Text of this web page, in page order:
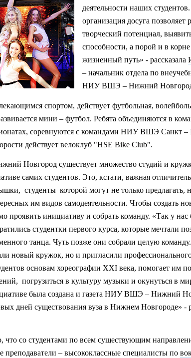
деятельности наших
организация досуга позволяет
творческий потенциал,
способности, а порой и в
жизненный путь» - рассказала
– начальник отдела по
НИУ ВШЭ – Нижний
спортом, действует футбольная,
мини – футбол. Ребята объединяются в
соревнуются с командами НИУ ВШЭ Санкт –
действует велоклуб "HSE Bike Club".
Новгород существует множество студий и
самих студентов. Это, кстати, важная
студенты которой могут не только предлагать,
им видов самодеятельности. Чтобы создать
проявить инициативу и собрать команду. «Так у
студентки первого курса, которые мечтали
танца. Чуть позже они собрали целую
новый кружок, но и пригласили
основам хореографии XXI века, помогает им
погрузиться в культуру музыки и окунуться в
была создана и газета НИУ ВШЭ – Нижний
дней существования вуза в Нижнем Новгороде» -
что со студентами по всем существующим
преподаватели – высококлассные специалисты по